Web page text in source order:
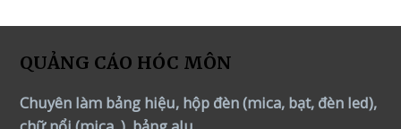
QUẢNG CÁO HÓC MÔN
Chuyên làm bảng hiệu, hộp đèn (mica, bạt, đèn led),